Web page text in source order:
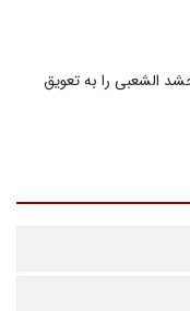
الشعبی را به تعویق